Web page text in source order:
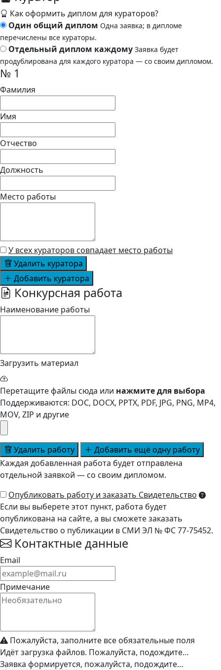
Как оформить диплом для кураторов?
Один общий диплом Одна заявка; в дипломе
перечислены все кураторы.
Отдельный диплом каждому Заявка будет
продублирована для каждого куратора — со своим дипломом.
№ 1
Фамилия
Имя
Отчество
Должность
Место работы
У всех кураторов совпадает место работы
Удалить куратора
Добавить куратора
Конкурсная работа
Наименование работы
Загрузить материал
Перетащите файлы сюда или нажмите для выбора
Поддерживаются: DOC, DOCX, PPTX, PDF, JPG, PNG, MP4,
MOV, ZIP и другие
Удалить работу
Добавить ещё одну работу
Каждая добавленная работа будет отправлена
отдельной заявкой — со своим дипломом.
Опубликовать работу и заказать Свидетельство
Если вы выберете этот пункт, работа будет
опубликована на сайте, а вы сможете заказать
Свидетельство о публикации в СМИ ЭЛ № ФС 77-75452.
Контактные данные
Email
Примечание
Пожалуйста, заполните все обязательные поля
Идёт загрузка файлов. Пожалуйста, подождите…
Заявка формируется, пожалуйста, подождите…